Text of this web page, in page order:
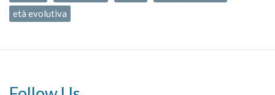
età evolutiva